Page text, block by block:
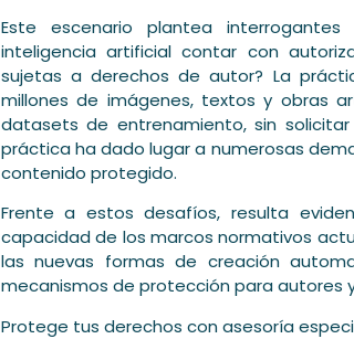
Este escenario plantea
inteligencia artificial contar con
sujetas a derechos de autor? La
millones de imágenes, textos y obras
datasets de entrenamiento, sin
práctica ha dado lugar a numerosas
contenido protegido.
Frente a estos desafíos, resulta
capacidad de los marcos normativos
las nuevas formas de creación
mecanismos de protección para autores
Protege tus derechos con asesoría